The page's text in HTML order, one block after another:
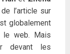
l’article sur
globalement
le web. Mais
devant les